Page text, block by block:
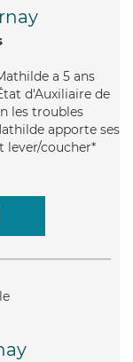
a 5 ans
d'Auxiliaire de
les troubles
apporte ses
lever/coucher*